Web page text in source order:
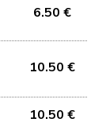
6.50 €
10.50 €
10.50 €